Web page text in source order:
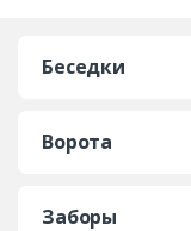
Беседки
Ворота
Заборы